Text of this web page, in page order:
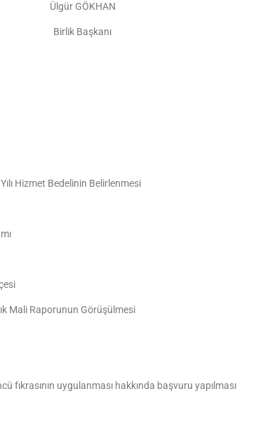
Ülgür GÖKHAN
Birlik Başkanı
Hizmet Bedelinin Belirlenmesi
Mali Raporunun Görüşülmesi
fıkrasının uygulanması hakkında başvuru yapılması